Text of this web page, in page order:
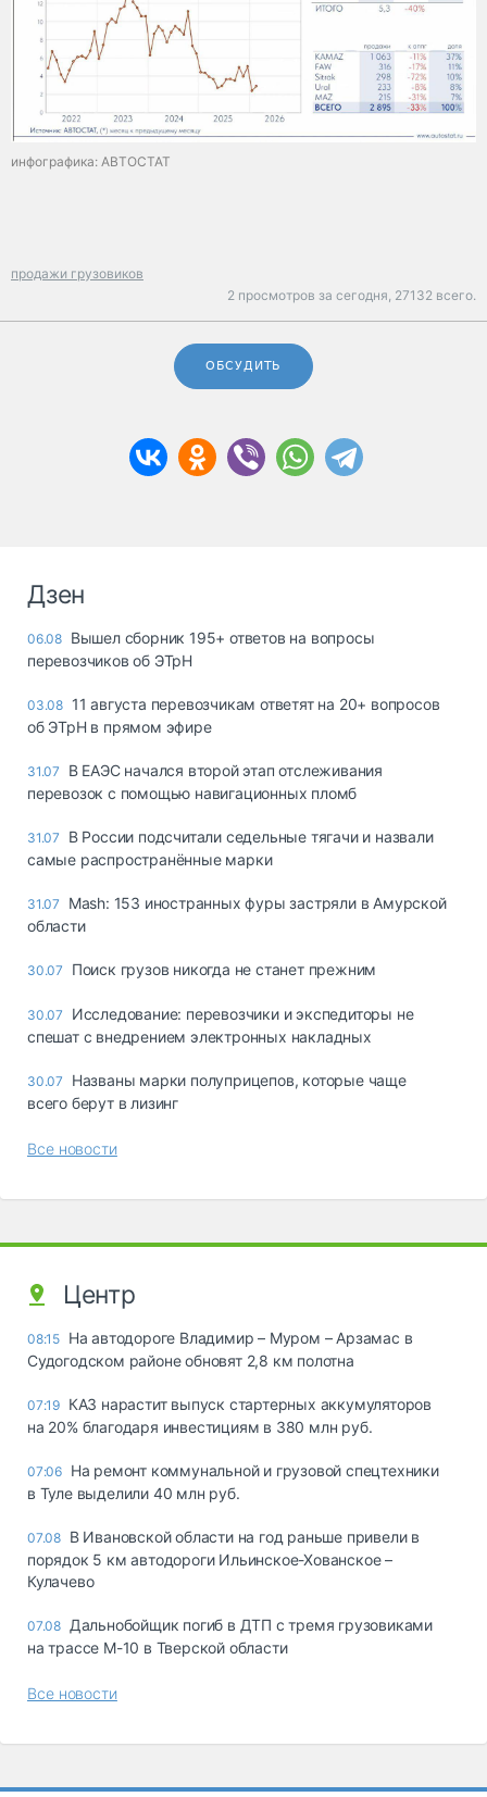
инфографика: АВТОСТАТ
продажи грузовиков
2 просмотров за сегодня, 27132 всего.
ОБСУДИТЬ
Дзен
06.08 Вышел сборник 195+ ответов на вопросы
перевозчиков об ЭТрН
03.08 11 августа перевозчикам ответят на 20+ вопросов
об ЭТрН в прямом эфире
31.07
В ЕАЭС начался второй этап отслеживания
перевозок с помощью навигационных пломб
31.07
В России подсчитали седельные тягачи и назвали
самые распространённые марки
31.07
Mash: 153 иностранных фуры застряли в Амурской
области
30.07 Поиск грузов никогда не станет прежним
30.07
Исследование: перевозчики и экспедиторы не
спешат с внедрением электронных накладных
30.07
Названы марки полуприцепов, которые чаще
всего берут в лизинг
Все новости
Центр
08:15 На автодороге Владимир – Муром – Арзамас в
Судогодском районе обновят 2,8 км полотна
07:19 КАЗ нарастит выпуск стартерных аккумуляторов
на 20% благодаря инвестициям в 380 млн руб.
07:06 На ремонт коммунальной и грузовой спецтехники
в Туле выделили 40 млн руб.
07.08 В Ивановской области на год раньше привели в
порядок 5 км автодороги Ильинское-Хованское –
Кулачево
07.08 Дальнобойщик погиб в ДТП с тремя грузовиками
на трассе М-10 в Тверской области
Все новости